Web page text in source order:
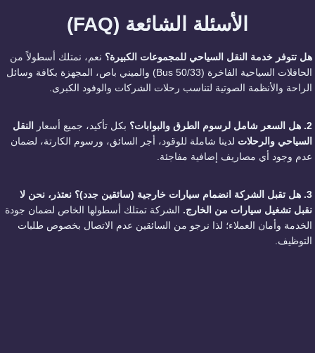
الأسئلة الشائعة (FAQ)
هل تتوفر خدمة النقل السياحي للمجموعات الكبيرة؟ نعم، نمتلك أسطولاً من
الحافلات السياحية الفاخرة (Bus 50/33) والميني باص، المجهزة بكافة وسائل
الراحة والأنظمة الصوتية لتناسب رحلات الشركات والوفود الكبرى.
2. هل السعر شامل لرسوم الطرق والبوابات؟ بكل تأكيد، جميع أسعار
النقل
السياحي والرحلات لدينا شاملة للوقود، أجر السائق، ورسوم الكارتة، لضمان
عدم وجود أي مصاريف إضافية مفاجئة.
3. هل تقبل الشركة انضمام سيارات خارجية (سائقين جدد)؟
نعتذر، نحن لا
نقبل تشغيل سيارات من الخارج. الشركة تمتلك أسطولها الخاص لضمان جودة
الخدمة وأمان العملاء؛ لذا نرجو من السائقين عدم الاتصال بخصوص طلبات
التوظيف.